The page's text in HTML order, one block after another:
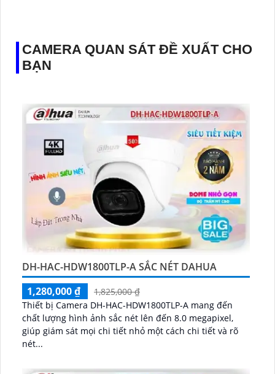
CAMERA QUAN SÁT ĐỀ XUẤT CHO
BẠN
DH-HAC-HDW1800TLP-A SẮC NÉT DAHUA
1,280,000 ₫
1,825,000 ₫
Thiết bị Camera DH-HAC-HDW1800TLP-A mang đến
chất lượng hình ảnh sắc nét lên đến 8.0 megapixel,
giúp giám sát mọi chi tiết nhỏ một cách chi tiết và rõ
nét...